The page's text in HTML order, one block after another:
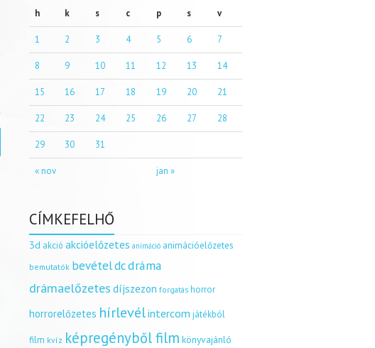
h
k s c p s v
« nov jan »
1 2 3 4 5 6 7
8 9 10 11 12 13 14
15 16 17 18 19 20 21
22 23 24 25 26 27 28
29 30 31
CÍMKEFELHŐ
3d akció akcióelőzetes animáció animációelőzetes
bemutatók bevételdcdráma
drámaelőzetes díjszezon forgatás horror
horrorelőzetes hírlevélintercom játékból
film kvíz képregényből film könyvajánló